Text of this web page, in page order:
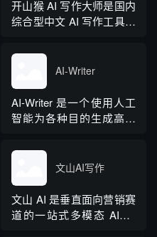
开山猴 AI 写作大师是国内
综合型中文 AI 写作工具，
方法论与自研大模型算
法，大幅降低 AI 使用门
槛，无需专业提示词技巧
即可产出高质量文稿。平
台覆盖 20 余个行业领域、
AI-Writer
AI-Writer 是一个使用人工
智能为各种目的生成高质
论您是需要撰写博客文
章、产品描述、登录页面
还是研究论文。
文山AI写作
文山 AI 是垂直面向营销赛
道的一站式多模态 AIGC